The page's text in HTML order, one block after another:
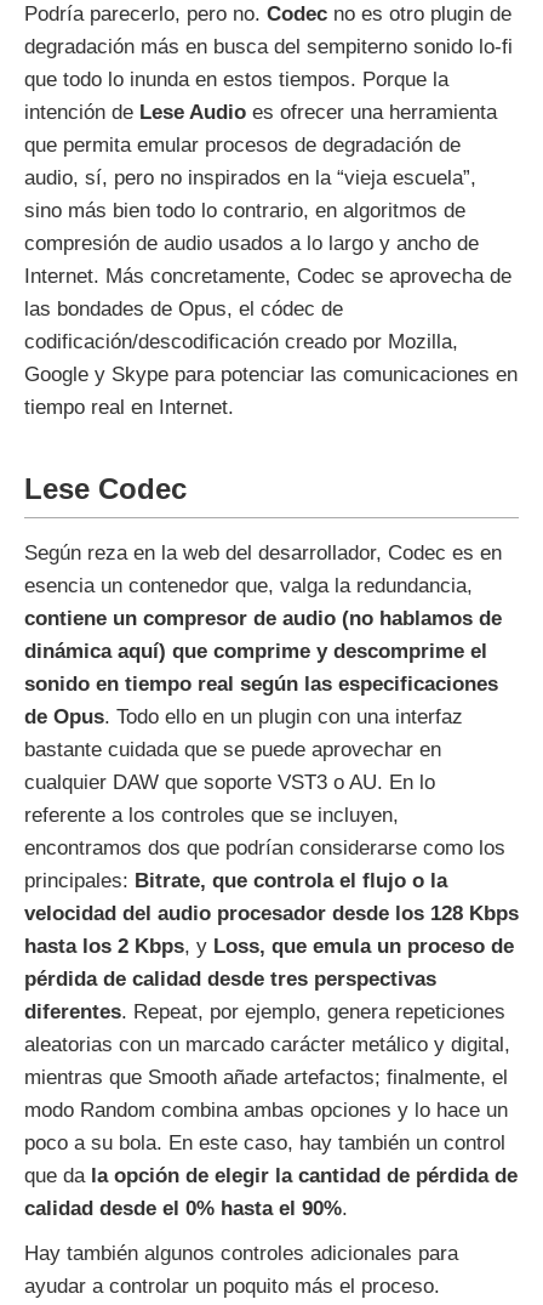
Podría parecerlo, pero no. Codec no es otro plugin de
degradación más en busca del sempiterno sonido lo-fi
que todo lo inunda en estos tiempos. Porque la
intención de Lese Audio es ofrecer una herramienta
que permita emular procesos de degradación de
audio, sí, pero no inspirados en la “vieja escuela”,
sino más bien todo lo contrario, en algoritmos de
compresión de audio usados a lo largo y ancho de
Internet. Más concretamente, Codec se aprovecha de
las bondades de Opus, el códec de
codificación/descodificación creado por Mozilla,
Google y Skype para potenciar las comunicaciones en
tiempo real en Internet.
Lese Codec
Según reza en la web del desarrollador, Codec es en
esencia un contenedor que, valga la redundancia,
contiene un compresor de audio (no hablamos de
dinámica aquí) que comprime y descomprime el
sonido en tiempo real según las especificaciones
de Opus. Todo ello en un plugin con una interfaz
bastante cuidada que se puede aprovechar en
cualquier DAW que soporte VST3 o AU. En lo
referente a los controles que se incluyen,
encontramos dos que podrían considerarse como los
principales: Bitrate, que controla el flujo o la
velocidad del audio procesador desde los 128 Kbps
hasta los 2 Kbps, y Loss, que emula un proceso de
pérdida de calidad desde tres perspectivas
diferentes. Repeat, por ejemplo, genera repeticiones
aleatorias con un marcado carácter metálico y digital,
mientras que Smooth añade artefactos; finalmente, el
modo Random combina ambas opciones y lo hace un
poco a su bola. En este caso, hay también un control
que da la opción de elegir la cantidad de pérdida de
calidad desde el 0% hasta el 90%.
Hay también algunos controles adicionales para
ayudar a controlar un poquito más el proceso.